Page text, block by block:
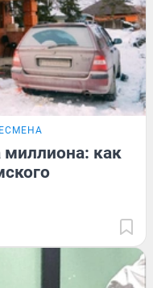
миллиона: как